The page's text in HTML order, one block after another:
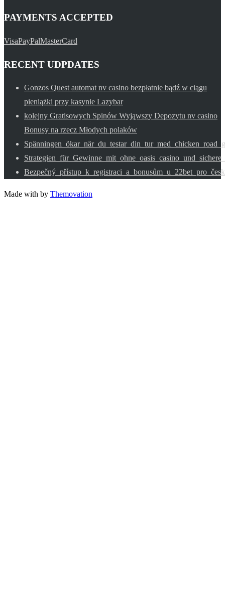
PAYMENTS ACCEPTED
VisaPayPalMasterCard
RECENT UDPDATES
Gonzos Quest automat nv casino bezpłatnie bądź w ciągu
pieniążki przy kasynie Lazybar
kolejny Gratisowych Spinów Wyjąwszy Depozytu nv casino
Bonusy na rzecz Młodych polaków
Made with by Themovation